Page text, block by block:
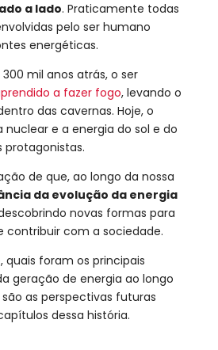
a lado. Praticamente todas
pelo ser humano
energéticas.
300 mil anos atrás, o ser
a fazer fogo, levando o
das cavernas. Hoje, o
nuclear e a energia do sol e do
protagonistas.
de que, ao longo da nossa
da evolução da energia
novas formas para
contribuir com a sociedade.
quais foram os principais
geração de energia ao longo
as perspectivas futuras
dessa história.